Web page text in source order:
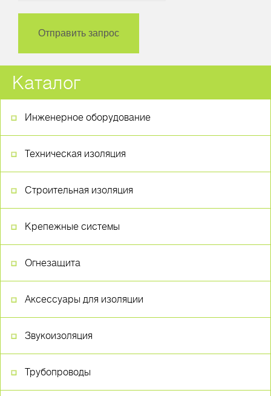
Каталог
Инженерное оборудование
Техническая изоляция
Строительная изоляция
Крепежные системы
Огнезащита
Аксессуары для изоляции
Звукоизоляция
Трубопроводы